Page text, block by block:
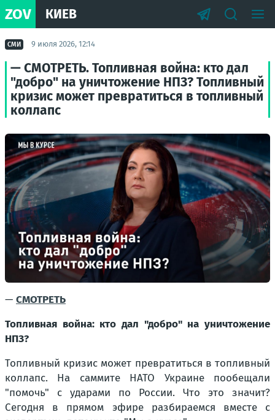
ZOV КИЕВ
СМИ 9 июля 2026, 12:14
— СМОТРЕТЬ. Топливная война: кто дал
"добро" на уничтожение НПЗ? Топливный
кризис может превратиться в топливный
коллапс
— СМОТРЕТЬ
Топливная война: кто дал "добро" на уничтожение
НПЗ?
Топливный кризис может превратиться в топливный
коллапс. На саммите НАТО Украине пообещали
"помочь" с ударами по России. Что это значит?
Сегодня в прямом эфире разбираемся вместе с